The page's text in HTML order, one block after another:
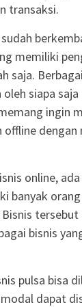
transaksi.
memiliki
saja.
siapa
ingin
offline
online,
banyak
tersebut
bisnis
pulsa bisa
dapat